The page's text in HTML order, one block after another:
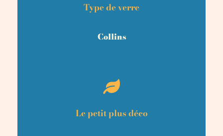
Type de verre
Collins
Le petit plus déco